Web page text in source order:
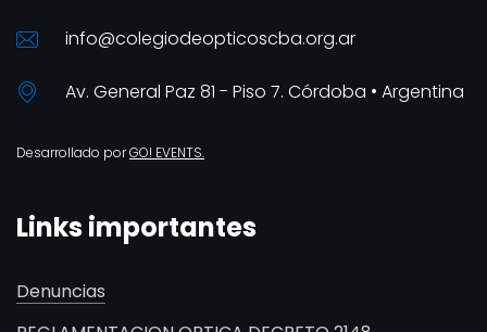
info@colegiodeopticoscba.org.ar
Av. General Paz 81 - Piso 7. Córdoba • Argentina
Desarrollado porGO! EVENTS.
Links importantes
Denuncias